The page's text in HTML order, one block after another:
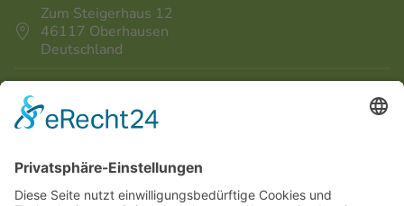
Zum Steigerhaus 12
46117 Oberhausen
Deutschland
info@vertriebskick.de
+49 208 - 708 164 - 0
News von Mehrweghelden erhalten